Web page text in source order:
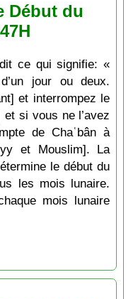
Début du
ce qui signifie: «
jour ou deux.
et interrompez le
si vous ne l’avez
de Chaʿbân à
et Mouslim]. La
le début du
les mois lunaire.
mois lunaire